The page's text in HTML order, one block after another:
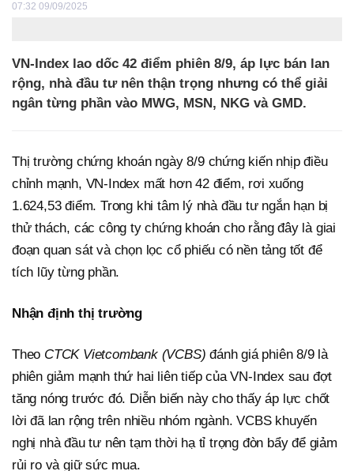
07:32 09/09/2025
VN-Index lao dốc 42 điểm phiên 8/9, áp lực bán lan
rộng, nhà đầu tư nên thận trọng nhưng có thể giải
ngân từng phần vào MWG, MSN, NKG và GMD.
Thị trường chứng khoán ngày 8/9 chứng kiến nhịp điều
chỉnh mạnh, VN-Index mất hơn 42 điểm, rơi xuống
1.624,53 điểm. Trong khi tâm lý nhà đầu tư ngắn hạn bị
thử thách, các công ty chứng khoán cho rằng đây là giai
đoạn quan sát và chọn lọc cổ phiếu có nền tảng tốt để
tích lũy từng phần.
Nhận định thị trường
Theo CTCK Vietcombank (VCBS) đánh giá phiên 8/9 là
phiên giảm mạnh thứ hai liên tiếp của VN-Index sau đợt
tăng nóng trước đó. Diễn biến này cho thấy áp lực chốt
lời đã lan rộng trên nhiều nhóm ngành. VCBS khuyến
nghị nhà đầu tư nên tạm thời hạ tỉ trọng đòn bẩy để giảm
rủi ro và giữ sức mua.